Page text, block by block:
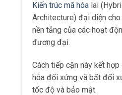
Kiến trúc mã hóa lai
Architecture) đại diện
nền tảng của các hoạt
đương đại.
Cách tiếp cận này kết
hóa đối xứng và bất đối
tốc độ và bảo mật.